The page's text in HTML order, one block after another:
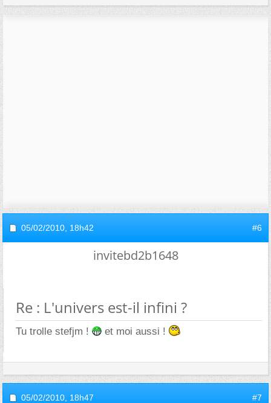
05/02/2010, 18h42 #6
invitebd2b1648
Re : L'univers est-il infini ?
Tu trolle stefjm ! et moi aussi !
05/02/2010, 18h47 #7